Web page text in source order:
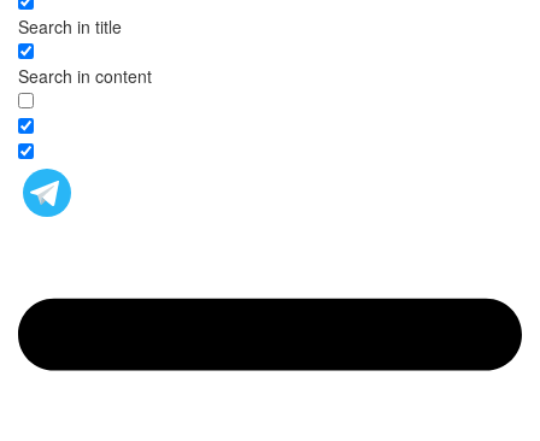
Search in title
Search in content